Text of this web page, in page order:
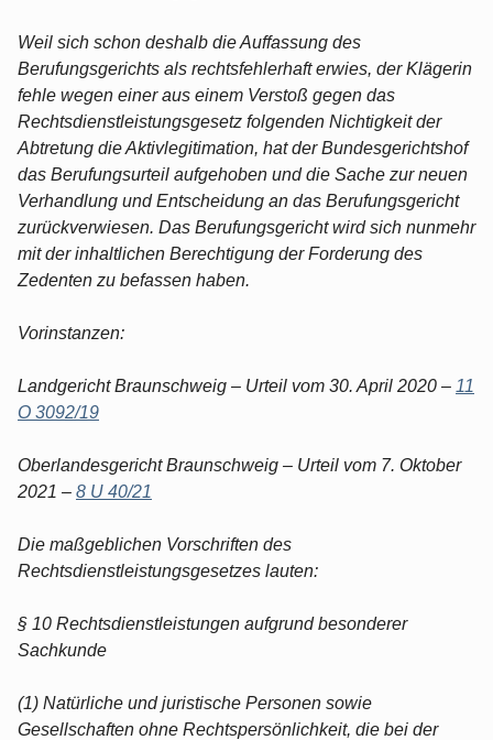
Weil sich schon deshalb die Auffassung des
Berufungsgerichts als rechtsfehlerhaft erwies, der Klägerin
fehle wegen einer aus einem Verstoß gegen das
Rechtsdienstleistungsgesetz folgenden Nichtigkeit der
Abtretung die Aktivlegitimation, hat der Bundesgerichtshof
das Berufungsurteil aufgehoben und die Sache zur neuen
Verhandlung und Entscheidung an das Berufungsgericht
zurückverwiesen. Das Berufungsgericht wird sich nunmehr
mit der inhaltlichen Berechtigung der Forderung des
Zedenten zu befassen haben.
Vorinstanzen:
Landgericht Braunschweig – Urteil vom 30. April 2020 – 11
O 3092/19
Oberlandesgericht Braunschweig – Urteil vom 7. Oktober
2021 – 8 U 40/21
Die maßgeblichen Vorschriften des
Rechtsdienstleistungsgesetzes lauten:
§ 10 Rechtsdienstleistungen aufgrund besonderer
Sachkunde
(1) Natürliche und juristische Personen sowie
Gesellschaften ohne Rechtspersönlichkeit, die bei der